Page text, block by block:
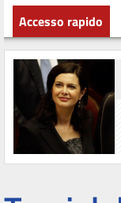
Accesso rapido